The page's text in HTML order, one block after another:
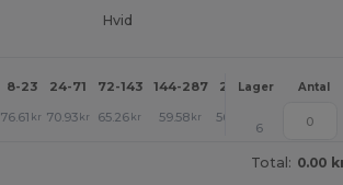
Hvid
8-23 24-71 72-143 144-287 288 + Mere
Lager Antal
76.61 kr 70.93 kr 65.26 kr 59.58 kr 56.75
6
Total: 0.00